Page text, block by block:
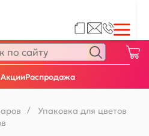
АкцииРаспродажа
/ Упаковка для цветов